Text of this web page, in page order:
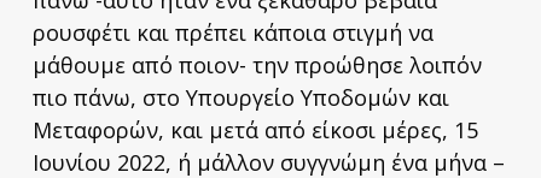
ρουσφέτι και πρέπει κάποια στιγμή να
μάθουμε από ποιον- την προώθησε λοιπόν
πιο πάνω, στο Υπουργείο Υποδομών και
Μεταφορών, και μετά από είκοσι μέρες, 15
Ιουνίου 2022, ή μάλλον συγγνώμη ένα μήνα –